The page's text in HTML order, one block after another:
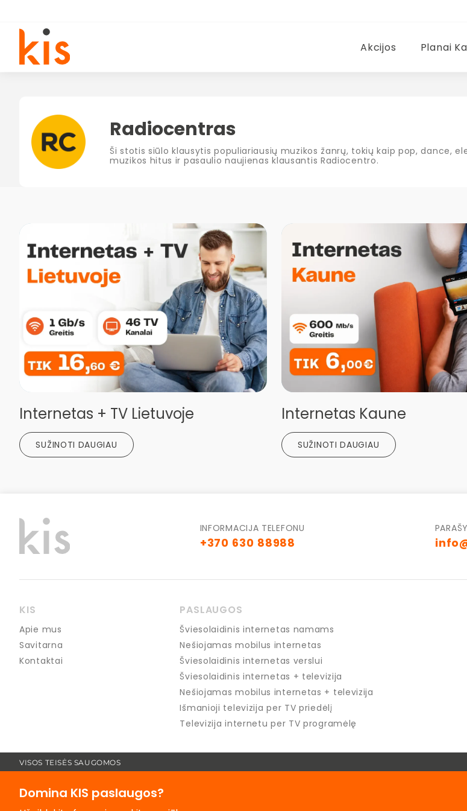
Akcijos Planai
Radiocentras
Ši stotis siūlo klausytis populiariausių muzikos žanrų, tokių kaip pop, dance,
muzikos hitus ir pasaulio naujienas klausantis Radiocentro.
Internetas + TV Lietuvoje
SUŽINOTI DAUGIAU
Internetas Kaune
SUŽINOTI DAUGIAU
INFORMACIJA TELEFONU
+370 630 88988
KIS
Apie mus
Savitarna
Kontaktai
PASLAUGOS
Šviesolaidinis internetas namams
Nešiojamas mobilus internetas
Šviesolaidinis internetas verslui
Šviesolaidinis internetas + televizija
Nešiojamas mobilus internetas + televizija
Išmanioji televizija per TV priedėlį
Televizija internetu per TV programėlę
VISOS TEISĖS SAUGOMOS
Domina KIS paslaugos?